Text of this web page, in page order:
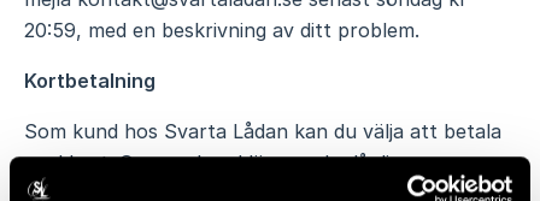
20:59, med en beskrivning av ditt problem.
Kortbetalning
Som kund hos Svarta Lådan kan du välja att betala
med kort. Som ny kund lämnar du då dina
kortuppgifter vid första registrering. Därefter sker